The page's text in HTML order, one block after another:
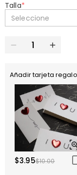
Talla*
Seleccione
Añadir tarjeta regalo
$3.95$10.00